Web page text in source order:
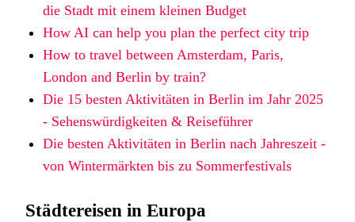
die Stadt mit einem kleinen Budget
How AI can help you plan the perfect city trip
How to travel between Amsterdam, Paris,
London and Berlin by train?
Die 15 besten Aktivitäten in Berlin im Jahr 2025
- Sehenswürdigkeiten & Reiseführer
Die besten Aktivitäten in Berlin nach Jahreszeit -
von Wintermärkten bis zu Sommerfestivals
Städtereisen in Europa